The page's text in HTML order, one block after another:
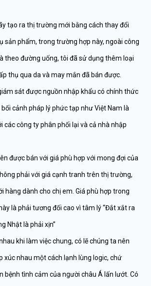
tạo ra thị trường mới bằng cách thay đổi
sản phẩm, trong trường hợp này, ngoài công
theo đường uống, tôi đã sử dụng thêm loại
thụ qua da và may mắn đã bán được.
sát được nguồn nhập khẩu có chính thức
cảnh pháp lý phức tạp như Việt Nam là
các công ty phân phối lại và cả nhà nhập
được bán với giá phù hợp với mong đợi của
phải với giá cạnh tranh trên thị trường,
hàng dành cho chị em. Giá phù hợp trong
là phải tương đối cao vì tâm lý “Đắt xắt ra
Nhật là phải xịn”
khi làm việc chung, có lẽ chúng ta nên
xúc nhau một cách lạnh lùng logic, chứ
bệnh tình cảm của người châu Á lấn lướt. Có